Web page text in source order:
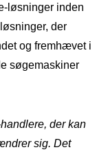
løsninger inden
der
og fremhævet i
søgemaskiner
der kan
sig. Det